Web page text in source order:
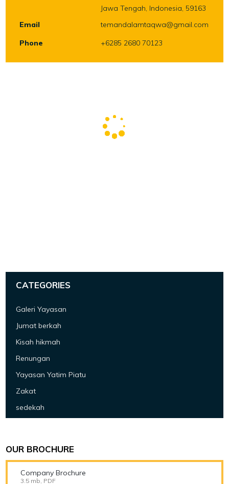
Jawa Tengah, Indonesia, 59163
Email
temandalamtaqwa@gmail.com
Phone
+6285 2680 70123
CATEGORIES
Galeri Yayasan
Jumat berkah
Kisah hikmah
Renungan
Yayasan Yatim Piatu
Zakat
sedekah
OUR BROCHURE
Company Brochure
3.5 mb, PDF